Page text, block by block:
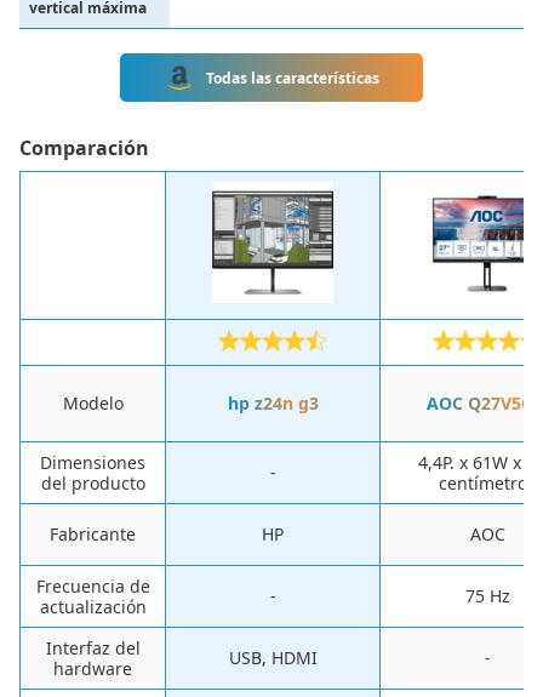
vertical máxima
Todas las características
Comparación
Modelo hp z24n g3 AOC
Dimensiones
del producto
-
4,4P. x 61W x
centímetros
Fabricante ‎HP ‎AOC
Frecuencia de
actualización
- 75 Hz
Interfaz del
hardware
‎USB, HDMI -